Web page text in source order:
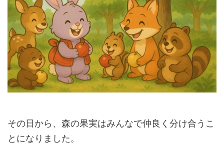
その日から、森の果実はみんなで仲良く分け合うこ
とになりました。